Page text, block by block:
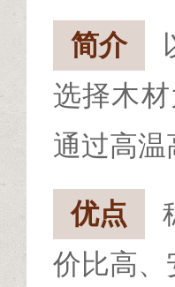
简介
选择木
通过高温
优点
价比高、